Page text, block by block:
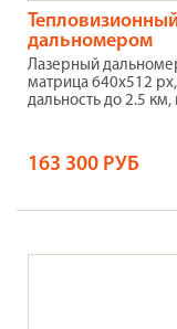
дальномером
Лазерный
матрица 640x512
дальность до 2.5 км,
163 300 РУБ